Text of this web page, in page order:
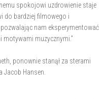
spokojowi uzdrowienie staje
do bardziej filmowego i
nam eksperymentować
motywami muzycznymi.”
ponownie stanął za sterami
Hansen.